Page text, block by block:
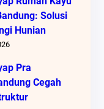
Solusi
Hunian
Pra
Cegah